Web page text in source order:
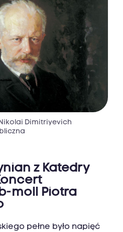
Dimitriyevich
z Katedry
moll Piotra
pełne było napięć